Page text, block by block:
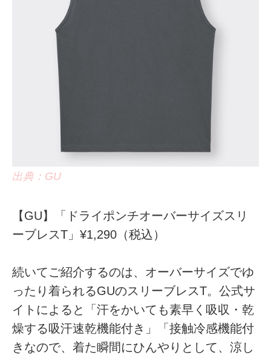
出典：GU
【GU】「ドライポンチオーバーサイズスリ
ーブレスT」¥1,290（税込）
続いてご紹介するのは、オーバーサイズでゆ
ったり着られるGUのスリーブレスT。公式サ
イトによると「汗をかいても素早く吸収・乾
燥する吸汗速乾機能付き」「接触冷感機能付
きなので、着た瞬間にひんやりとして、涼し